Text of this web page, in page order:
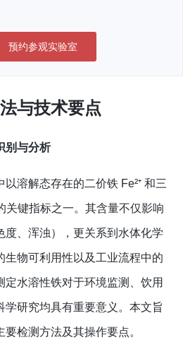
预约参观实验室
与技术要点
别与分析
溶解态存在的二价铁 Fe²⁺ 和三
关键指标之一。其含量不仅影响
度、浑浊），更关系到水体化学
生物可利用性以及工业流程中的
定水溶性铁对于环境监测、饮用
学研究均具有重要意义。本文旨
检测方法及其操作要点。